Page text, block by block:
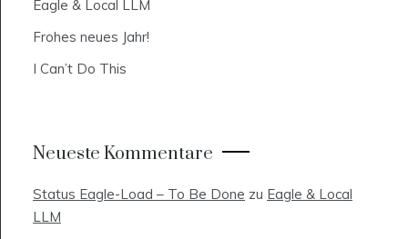
Eagle & Local LLM
Frohes neues Jahr!
I Can’t Do This
Neueste Kommentare
Status Eagle-Load – To Be Done zu Eagle & Local
LLM